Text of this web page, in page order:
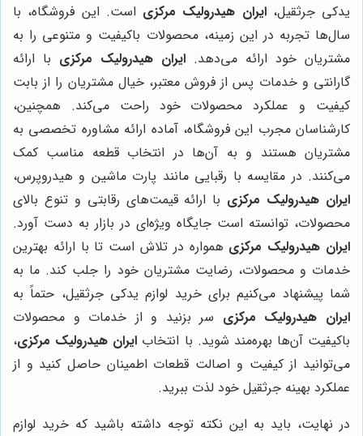
یدکی جرثقیل،ایران هیدرولیک مرکزی است. این فروشگاه، با
سال‌ها تجربه در این زمینه، محصولات باکیفیت و متنوعی را به
مشتریان خود ارائه می‌دهد. ایران هیدرولیک مرکزی با ارائه
گارانتی و خدمات پس از فروش معتبر، خیال مشتریان را از بابت
کیفیت و عملکرد محصولات خود راحت می‌کند. همچنین،
کارشناسان مجرب این فروشگاه، آماده ارائه مشاوره تخصصی به
مشتریان هستند و به آن‌ها در انتخاب قطعه مناسب کمک
می‌کنند. در مقایسه با رقبایی مانند پارت ماشین و هیدروپرس،
ایران هیدرولیک مرکزی با ارائه قیمت‌های رقابتی و تنوع بالای
محصولات، توانسته است جایگاه ویژه‌ای در بازار به دست آورد.
ایران هیدرولیک مرکزی همواره در تلاش است تا با ارائه بهترین
خدمات و محصولات، رضایت مشتریان خود را جلب کند. ما به
شما پیشنهاد می‌کنیم برای خرید لوازم یدکی جرثقیل، حتماً به
ایران هیدرولیک مرکزی سر بزنید و از خدمات و محصولات
باکیفیت آن‌ها بهره‌مند شوید. با انتخاب ایران هیدرولیک مرکزی،
می‌توانید از کیفیت و اصالت قطعات اطمینان حاصل کنید و از
عملکرد بهینه جرثقیل خود لذت ببرید.
در نهایت، باید به این نکته توجه داشته باشید که خرید لوازم